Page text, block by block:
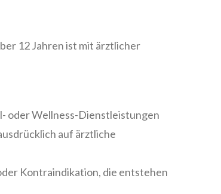
12 Jahren ist mit ärztlicher
oder Wellness-Dienstleistungen
auf ärztliche
Kontraindikation, die entstehen